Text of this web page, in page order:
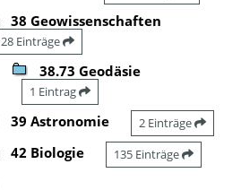
38 Geowissenschaften
28 Einträge
38.73 Geodäsie
1 Eintrag
39 Astronomie 2 Einträge
42 Biologie 135 Einträge